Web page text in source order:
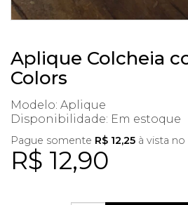
Aplique Colcheia
Colors
Modelo: Aplique
Disponibilidade: Em estoque
R$ 12,90
Pague somente R$ 12,25 à vista